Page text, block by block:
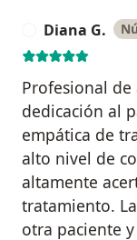
Diana G.
Profesional
dedicación al
empática de
alto nivel de
altamente
tratamiento.
otra paciente